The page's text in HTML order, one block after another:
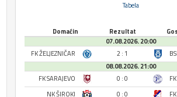
Tabela
Domaćin Rezultat
07.08.2026. 20:00
FK ŽELJEZNIČAR
2 : 1
08.08.2026. 21:00
FK SARAJEVO
0 : 0
NK ŠIROKI
0 : 0